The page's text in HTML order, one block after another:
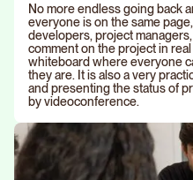
No more endless going back
everyone is on the same
developers, project
comment on the project in
whiteboard where everyone
they are. It is also a very
and presenting the status of
by videoconference.